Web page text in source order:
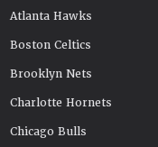
Atlanta Hawks
Boston Celtics
Brooklyn Nets
Charlotte Hornets
Chicago Bulls